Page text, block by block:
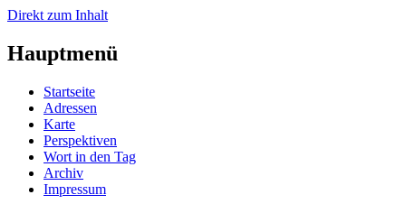
Direkt zum Inhalt
Hauptmenü
Startseite
Adressen
Karte
Perspektiven
Wort in den Tag
Archiv
Impressum